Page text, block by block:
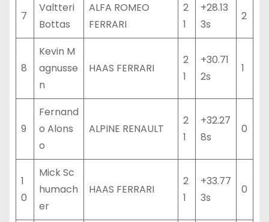
7
Valtteri
Bottas
ALFA ROMEO
FERRARI
2
1
+28.13
3s
2
8
Kevin M
agnusse
n
HAAS FERRARI
2
1
+30.71
2s
1
9
Fernand
o Alons
o
ALPINE RENAULT
2
1
+32.27
8s
0
1
0
Mick Sc
humach
er
HAAS FERRARI
2
1
+33.77
3s
0